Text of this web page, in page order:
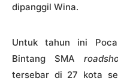
dipanggil Wina.
Untuk tahun ini
Bintang SMA
tersebar di 27 kota